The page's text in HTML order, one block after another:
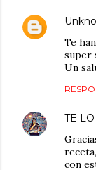
Te
super
Un
TE
con